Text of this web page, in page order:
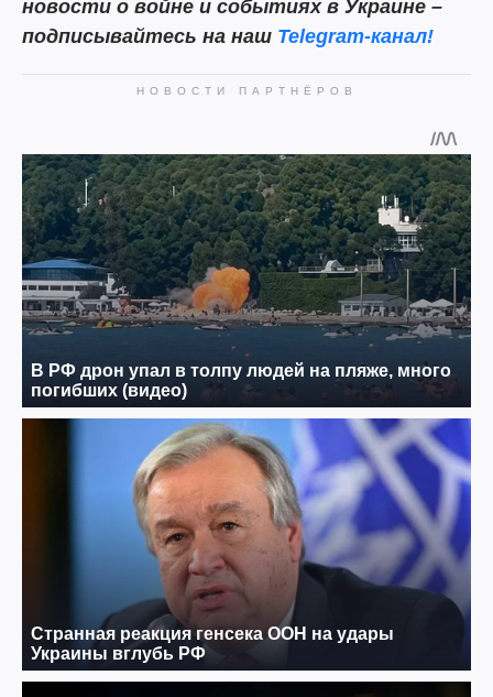
новости о войне и событиях в Украине –
подписывайтесь на наш Telegram-канал!